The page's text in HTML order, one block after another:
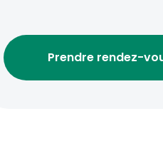
Prendre rendez-